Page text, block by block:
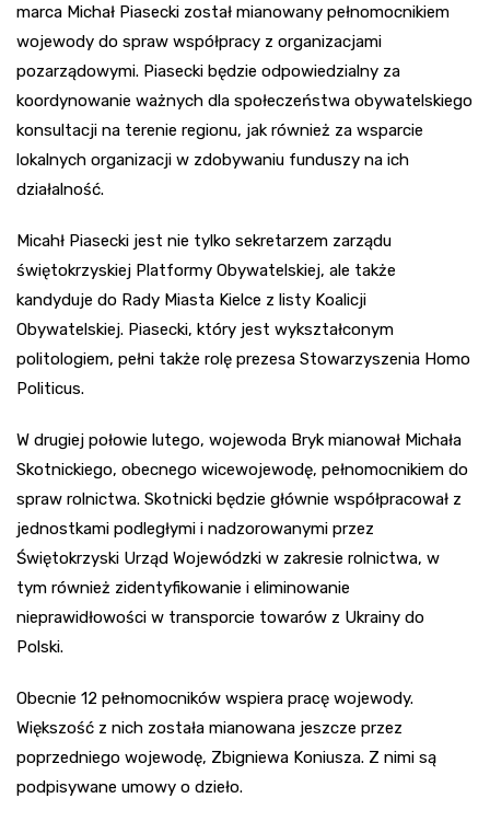
marca Michał Piasecki został mianowany pełnomocnikiem
wojewody do spraw współpracy z organizacjami
pozarządowymi. Piasecki będzie odpowiedzialny za
koordynowanie ważnych dla społeczeństwa obywatelskiego
konsultacji na terenie regionu, jak również za wsparcie
lokalnych organizacji w zdobywaniu funduszy na ich
działalność.
Micahł Piasecki jest nie tylko sekretarzem zarządu
świętokrzyskiej Platformy Obywatelskiej, ale także
kandyduje do Rady Miasta Kielce z listy Koalicji
Obywatelskiej. Piasecki, który jest wykształconym
politologiem, pełni także rolę prezesa Stowarzyszenia Homo
Politicus.
W drugiej połowie lutego, wojewoda Bryk mianował Michała
Skotnickiego, obecnego wicewojewodę, pełnomocnikiem do
spraw rolnictwa. Skotnicki będzie głównie współpracował z
jednostkami podległymi i nadzorowanymi przez
Świętokrzyski Urząd Wojewódzki w zakresie rolnictwa, w
tym również zidentyfikowanie i eliminowanie
nieprawidłowości w transporcie towarów z Ukrainy do
Polski.
Obecnie 12 pełnomocników wspiera pracę wojewody.
Większość z nich została mianowana jeszcze przez
poprzedniego wojewodę, Zbigniewa Koniusza. Z nimi są
podpisywane umowy o dzieło.